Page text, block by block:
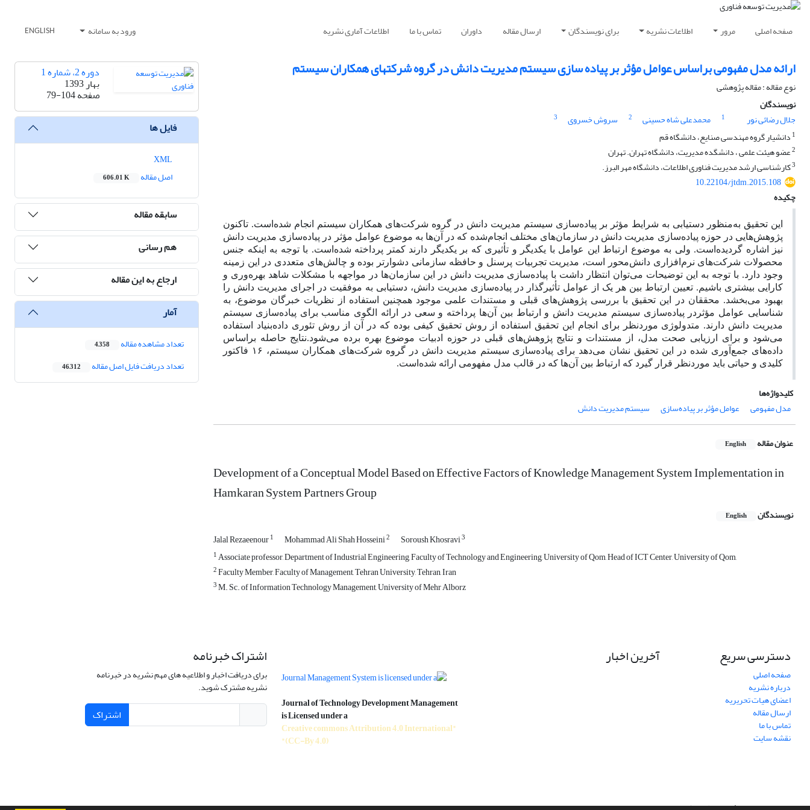
صفحه اصلی مرور اطلاعات نشریه برای نویسندگان ارسال مقاله داوران تماس با ما اطلاعات آماری نشریه ورود به سامانه ENGLISH
ارائه مدل مفهومی براساس عوامل مؤثر بر پیاده سازی سیستم مدیریت دانش در گروه شرکتهای همکاران سیستم
نوع مقاله : مقاله پژوهشی
نویسندگان
جلال رضائی نور
1 محمدعلی شاه حسینی 2 سروش خسروی
3
1 دانشیار گروه مهندسی صنایع، دانشگاه قم
2عضو هیئت علمی ، دانشگده مدیریت، دانشگاه تهران. تهران
3کارشناسی ارشد مدیریت فناوری اطلاعات، دانشگاه مهر البرز.
10.22104/jtdm.2015.108
چکیده
این تحقیق به‌منظور دستیابی به شرایط مؤثر بر پیاده‌سازی سیستم مدیریت دانش در گروه شرکت‌های همکاران سیستم انجام شده‌است. تاکنون
پژوهش‌هایی در حوزه پیاده‌سازی مدیریت دانش در سازمان‌های مختلف انجام‌شده که در آن‌ها به موضوع عوامل مؤثر در پیاده‌سازی مدیریت دانش
نیز اشاره گردیده‌است. ولی به موضوع ارتباط این عوامل با یکدیگر و تأثیری که بر یکدیگر دارند کمتر پرداخته شده‌است. با توجه به اینکه جنس
محصولات شرکت‌های نرم‌افزاری دانش‌محور است، مدیریت تجربیات پرسنل و حافظه سازمانی دشوارتر بوده و چالش‌های متعددی در این زمینه
وجود دارد. با توجه به این توضیحات می‌توان انتظار داشت با پیاده‌سازی مدیریت دانش در این سازمان‌ها در مواجهه با مشکلات شاهد بهره‌وری و
کارایی بیشتری باشیم. تعیین ارتباط بین هر یک از عوامل تأثیرگذار در پیاده‌سازی مدیریت دانش، دستیابی به موفقیت در اجرای مدیریت دانش را
بهبود می‌بخشد. محققان در این تحقیق با بررسی پژوهش‌های قبلی و مستندات علمی موجود همچنین استفاده از نظریات خبرگان موضوع، به
شناسایی عوامل مؤثردر پیاده‌سازی سیستم مدیریت دانش و ارتباط بین آن‌ها پرداخته و سعی در ارائه الگوی مناسب برای پیاده‌سازی سیستم
مدیریت دانش دارند. متدولوژی مورد‌نظر برای انجام این تحقیق استفاده از روش تحقیق کیفی بوده که در آن از روش تئوری داده‌بنیاد استفاده
می‌شود و برای ارزیابی صحت مدل، از مستندات و نتایج پژوهش‌های قبلی در حوزه ادبیات موضوع بهره برده می‌شود.نتایج حاصله براساس
داده‌های جمع‌آوری شده در این تحقیق نشان می‌دهد برای پیاده‌سازی سیستم مدیریت دانش در گروه شرکت‌های همکاران سیستم، ۱۶ فاکتور
کلیدی و حیاتی باید مورد‌نظر قرار گیرد که ارتباط بین آن‌ها که در قالب مدل مفهومی ارائه شده‌است.
کلیدواژه‌ها
مدل مفهومی
عوامل مؤثر بر پیاده‌سازی سیستم مدیریت دانش
عنوان مقاله English
Development of a Conceptual Model Based on Effective Factors of Knowledge Management System Implementation in
Hamkaran System Partners Group
نویسندگان English
Jalal Rezaeenour1 Mohammad Ali Shah Hosseini2 Soroush Khosravi3
1Associate professor, Department of Industrial Engineering, Faculty of Technology and Engineering, University of Qom, Head of ICT Center, University of Qom,
2Faculty Member, Faculty of Management, Tehran University, Tehran, Iran
3M. Sc. of Information Technology Management, University of Mehr Alborz
دوره 2، شماره 1
بهار 1393
صفحه79-104
فایل ها
اصل مقاله
606.01 K
سابقه مقاله
هم رسانی
ارجاع به این مقاله
آمار
تعداد مشاهده مقاله 4,358
تعداد دریافت فایل اصل مقاله 46,312
دسترسی سریع
صفحه اصلی
درباره نشریه
اعضای هیات تحریریه
ارسال مقاله
تماس با ما
نقشه سایت
آخرین اخبار
Journal of Technology Development Management
is Licensed under a
"Creative commons Attribution 4.0 International
(CC-By 4.0)"
اشتراک خبرنامه
برای دریافت اخبار و اطلاعیه های مهم نشریه در خبرنامه
نشریه مشترک شوید.
اشتراک